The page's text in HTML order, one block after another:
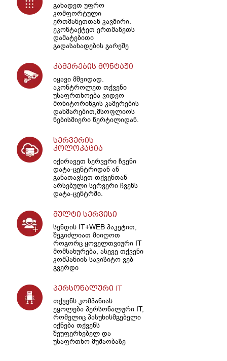
გახადეთ უფრო
კომფორტული
ერთმანეთთან კავშირი.
ეკონტაქტეთ ერთმანეთს
დამატებითი
გადასახადების გარეშე
კამერების მონტაჟი
იყავი მშვიდად.
აკონტროლეთ თქვენი
უსაფრთხოება ვიდეო
მონიტორინგის კამერების
დახმარებით,მსოფლიოს
ნებისმიერი წერტილიდან.
სერვერის
კოლოკაცია
იქირავეთ სერვერი ჩვენი
დატა-ცენტრიდან ან
განათავსეთ თქვენთან
არსებული სერვერი ჩვენს
დატა-ცენტრში.
მულტი სერვისი
სენდის IT+WEB პაკეტით,
შეგიძლიათ მიიღოთ
როგორც ყოველთვიური IT
მომსახურება, ასევე თქვენი
კომპანიის სავიზიტო ვებ-
გვერდი
პერსონალური IT
თქვენს კომპანიას
ეყოლება პერსონალური IT,
რომელიც პასუხისმგებელი
იქნება თქვენს
შეუფერხებელ და
უსაფრთხო მუშაობაზე